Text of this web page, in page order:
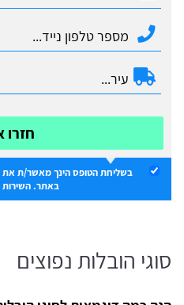
חזרו
בשליחת הטופס הינך מאשר/ת את
באתר. השירות
סוגי הובלות נפוצים